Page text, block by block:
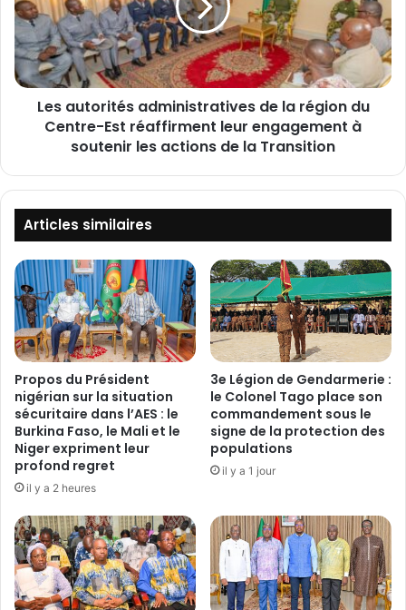
t
r
a
l
e
r
N
i
o
n
o
t
a
q
u
é
p
a
r
d
e
u
t
o
r
i
n
s
t
r
a
t
i
v
e
s
d
e
l
r
é
g
i
o
Les autorités administratives de la région du
Centre-Est réaffirment leur engagement à
soutenir les actions de la Transition
Articles similaires
Propos du Président
nigérian sur la situation
sécuritaire dans l’AES : le
Burkina Faso, le Mali et le
Niger expriment leur
profond regret
il y a 2 heures
3e Légion de Gendarmerie :
le Colonel Tago place son
commandement sous le
signe de la protection des
populations
il y a 1 jour